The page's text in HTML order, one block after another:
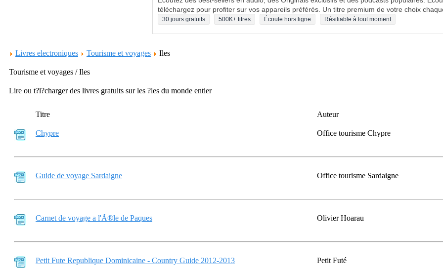
téléchargez pour profiter sur vos appareils préférés. Un titre premium de votre choix
30 jours gratuits 500K+ titres Écoute hors ligne Résiliable à tout moment
Livres electroniques Tourisme et voyages Iles
Tourisme et voyages / Iles
Lire ou t?l?charger des livres gratuits sur les ?les du monde entier
Titre Auteur
Chypre Office tourisme Chypre
Guide de voyage Sardaigne Office tourisme Sardaigne
Carnet de voyage a l'Ã®le de Paques Olivier Hoarau
Petit Fute Republique Dominicaine - Country Guide 2012-2013 Petit Futé